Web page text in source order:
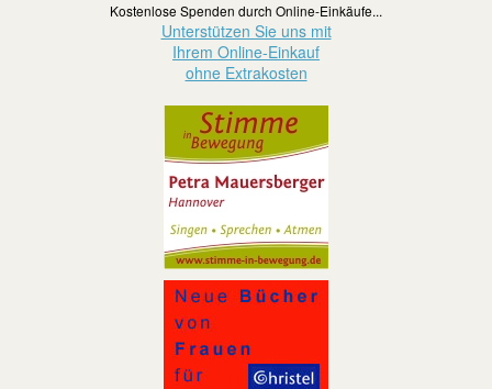
Kostenlose Spenden durch Online-Einkäufe...
Unterstützen Sie uns mit
Ihrem Online-Einkauf
ohne Extrakosten